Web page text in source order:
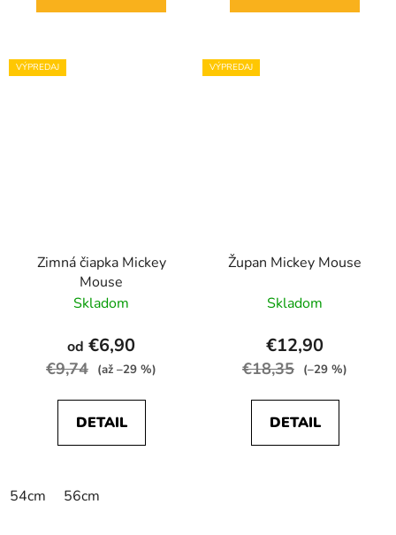
VÝPREDAJ
Zimná čiapka Mickey
Mouse
Skladom
od €6,90
€9,74 (až –29 %)
DETAIL
54cm 56cm
VÝPREDAJ
Župan Mickey Mouse
Skladom
€12,90
€18,35 (–29 %)
DETAIL